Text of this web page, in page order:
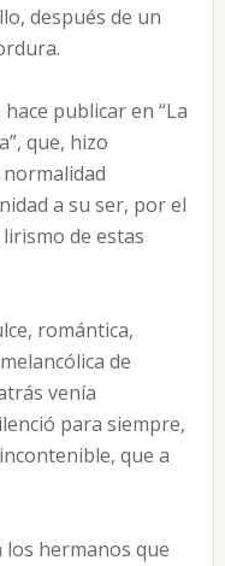
después de un
publicar en “La
que, hizo
a su ser, por el
de estas
romántica,
de
venía
para siempre,
que a
los hermanos que